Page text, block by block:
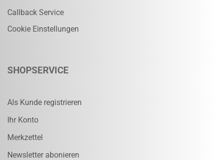
Callback Service
Cookie Einstellungen
SHOPSERVICE
Als Kunde registrieren
Ihr Konto
Merkzettel
Newsletter abonieren